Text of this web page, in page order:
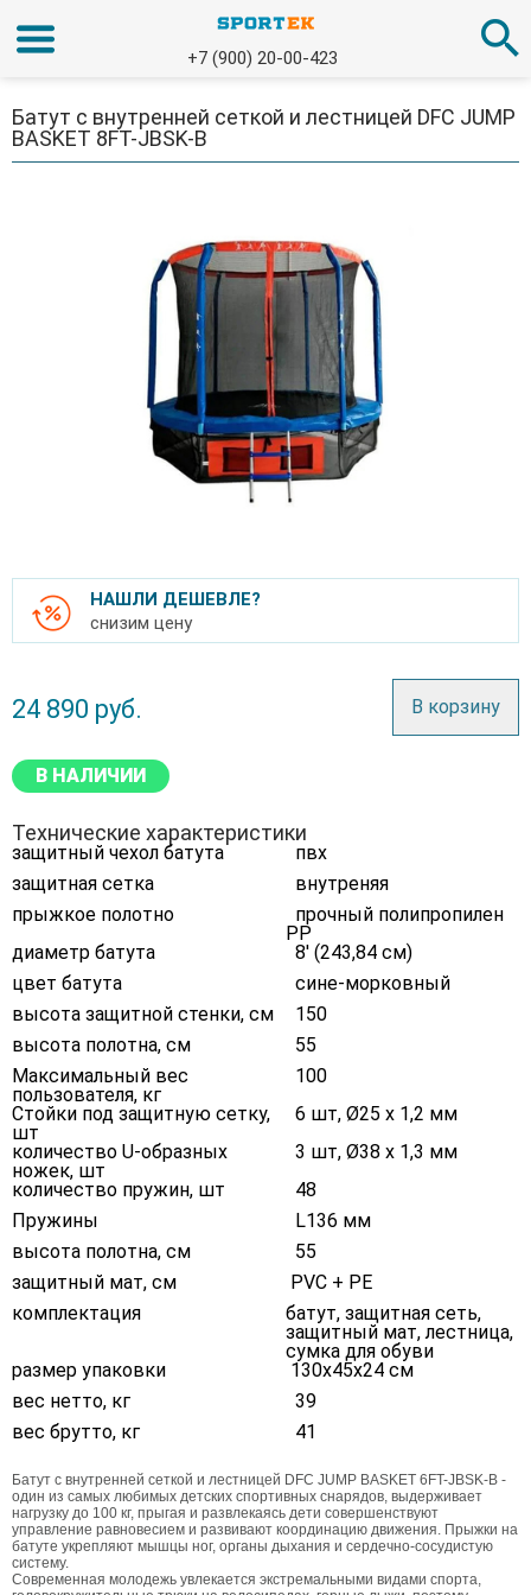
+7 (900) 20-00-423
Батут с внутренней сеткой и лестницей DFC JUMP
BASKET 8FT-JBSK-B
НАШЛИ ДЕШЕВЛЕ?
снизим цену
24 890 руб. В корзину
В НАЛИЧИИ
Технические характеристики
защитный чехол батута
пвх
защитная сетка
внутреняя
прыжкое полотно
прочный полипропилен
РР
диаметр батута
8' (243,84 см)
цвет батута
сине-морковный
высота защитной стенки, см
150
высота полотна, см
55
Максимальный вес
пользователя, кг
100
Стойки под защитную сетку,
шт
6 шт, Ø25 х 1,2 мм
количество U-образных
ножек, шт
3 шт, Ø38 х 1,3 мм
количество пружин, шт
48
Пружины
L136 мм
высота полотна, см
55
защитный мат, см
PVC + PE
комплектация
батут, защитная сеть,
защитный мат, лестница,
сумка для обуви
размер упаковки
130х45х24 см
вес нетто, кг
39
вес брутто, кг
41
Батут с внутренней сеткой и лестницей DFC JUMP BASKET 6FT-JBSK-B -
один из самых любимых детских спортивных снарядов, выдерживает
нагрузку до 100 кг, прыгая и развлекаясь дети совершенствуют
управление равновесием и развивают координацию движения. Прыжки на
батуте укрепляют мышцы ног, органы дыхания и сердечно-сосудистую
систему.
Современная молодежь увлекается экстремальными видами спорта,